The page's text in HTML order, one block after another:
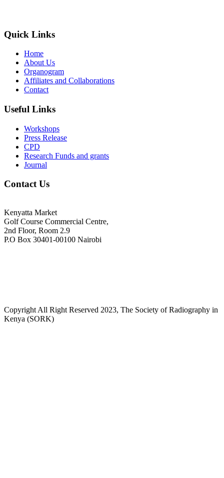
Quick Links
Home
About Us
Organogram
Affiliates and Collaborations
Contact
Useful Links
Workshops
Press Release
CPD
Research Funds and grants
Journal
Contact Us
Kenyatta Market
Golf Course Commercial Centre,
2nd Floor, Room 2.9
P.O Box 30401-00100 Nairobi
Copyright All Right Reserved 2023, The Society of Radiography in
Kenya (SORK)